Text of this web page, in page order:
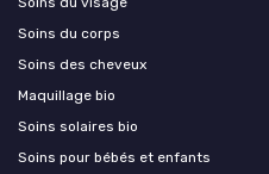
Soins du corps
Soins des cheveux
Maquillage bio
Soins solaires bio
Soins pour bébés et enfants